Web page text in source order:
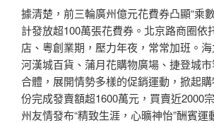
據清楚，前三輪廣州億元花費券凸顯“乘
計發放超100萬張花費券。北京路商圈依
店、粵創業期，壓力年夜，常常加班。海
河漢城百貨、蒲月花購物廣場、捷登城
合體，展開情勢多樣的促銷運動，掀起
份完成發賣額超1600萬元，買賣近2000
州友情發布“精致生涯，心曠神怡”酬賓運